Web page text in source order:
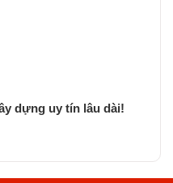
dựng uy tín lâu dài!